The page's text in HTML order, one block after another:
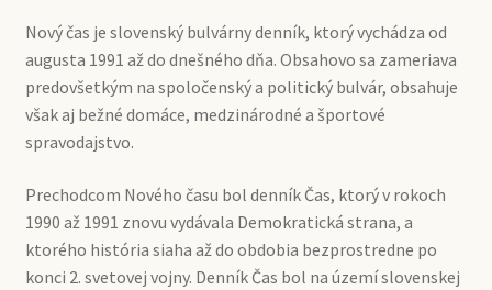
Nový čas je slovenský bulvárny denník, ktorý vychádza od
augusta 1991 až do dnešného dňa. Obsahovo sa zameriava
predovšetkým na spoločenský a politický bulvár, obsahuje
však aj bežné domáce, medzinárodné a športové
spravodajstvo.
Prechodcom Nového času bol denník Čas, ktorý v rokoch
1990 až 1991 znovu vydávala Demokratická strana, a
ktorého história siaha až do obdobia bezprostredne po
konci 2. svetovej vojny. Denník Čas bol na území slovenskej